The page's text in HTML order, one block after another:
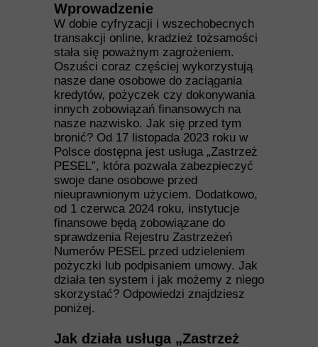
Wprowadzenie
W dobie cyfryzacji i wszechobecnych
transakcji online, kradzież tożsamości
stała się poważnym zagrożeniem.
Oszuści coraz częściej wykorzystują
nasze dane osobowe do zaciągania
kredytów, pożyczek czy dokonywania
innych zobowiązań finansowych na
nasze nazwisko. Jak się przed tym
bronić? Od 17 listopada 2023 roku w
Polsce dostępna jest usługa „Zastrzeż
PESEL”, która pozwala zabezpieczyć
swoje dane osobowe przed
nieuprawnionym użyciem. Dodatkowo,
od 1 czerwca 2024 roku, instytucje
finansowe będą zobowiązane do
sprawdzenia Rejestru Zastrzeżeń
Numerów PESEL przed udzieleniem
pożyczki lub podpisaniem umowy. Jak
działa ten system i jak możemy z niego
skorzystać? Odpowiedzi znajdziesz
poniżej.
Jak działa usługa „Zastrzeż